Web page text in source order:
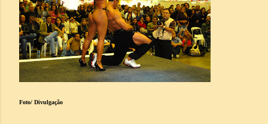
Foto/ Divulgação